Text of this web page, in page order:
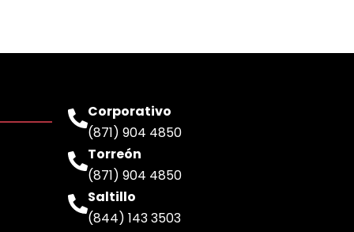
Corporativo
(871) 904 4850
Torreón
(871) 904 4850
Saltillo
(844) 143 3503